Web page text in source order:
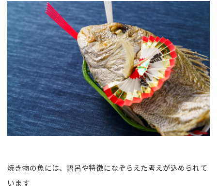
焼き物の魚には、語呂や特徴になぞらえた考えが込められて
います